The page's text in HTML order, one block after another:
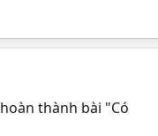
thành bài "Có